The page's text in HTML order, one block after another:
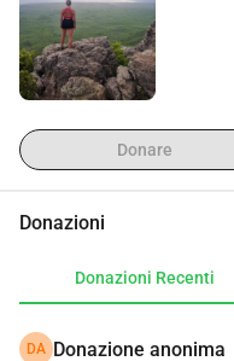
risiede la crescita🫶 )
visita
Donare
Donazioni
Donazioni Recenti
DA Donazione anonima